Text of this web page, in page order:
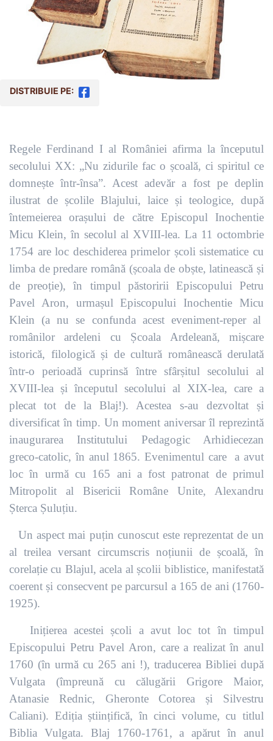
DISTRIBUIE PE:
Regele Ferdinand I al României afirma la începutul
secolului XX: „Nu zidurile fac o școală, ci spiritul ce
domnește într-însa”. Acest adevăr a fost pe deplin
ilustrat de școlile Blajului, laice și teologice, după
întemeierea orașului de către Episcopul Inochentie
Micu Klein, în secolul al XVIII-lea. La 11 octombrie
1754 are loc deschiderea primelor școli sistematice cu
limba de predare română (școala de obște, latinească și
de preoție), în timpul păstoririi Episcopului Petru
Pavel Aron, urmașul Episcopului Inochentie Micu
Klein (a nu se confunda acest eveniment-reper al
românilor ardeleni cu Școala Ardeleană, mișcare
istorică, filologică și de cultură românească derulată
într-o perioadă cuprinsă între sfârșitul secolului al
XVIII-lea și începutul secolului al XIX-lea, care a
plecat tot de la Blaj!). Acestea s-au dezvoltat și
diversificat în timp. Un moment aniversar îl reprezintă
inaugurarea Institutului Pedagogic Arhidiecezan
greco-catolic, în anul 1865. Evenimentul care a avut
loc în urmă cu 165 ani a fost patronat de primul
Mitropolit al Bisericii Române Unite, Alexandru
Șterca Șuluțiu.
Un aspect mai puțin cunoscut este reprezentat de un
al treilea versant circumscris noțiunii de școală, în
corelație cu Blajul, acela al școlii biblistice, manifestată
coerent și consecvent pe parcursul a 165 de ani (1760-
1925).
Inițierea acestei școli a avut loc tot în timpul
Episcopului Petru Pavel Aron, care a realizat în anul
1760 (în urmă cu 265 ani !), traducerea Bibliei după
Vulgata (împreună cu călugării Grigore Maior,
Atanasie Rednic, Gheronte Cotorea și Silvestru
Caliani). Ediția științifică, în cinci volume, cu titlul
Biblia Vulgata. Blaj 1760-1761, a apărut în anul